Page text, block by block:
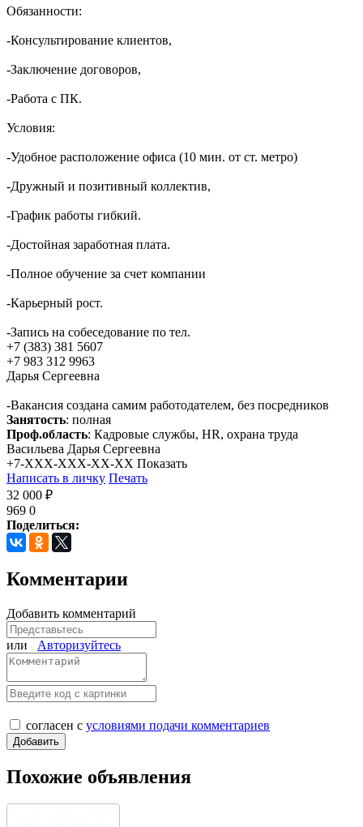
Обязанности:
-Консультирование клиентов,
-Заключение договоров,
-Работа с ПК.
Условия:
-Удобное расположение офиса (10 мин. от ст. метро)
-Дружный и позитивный коллектив,
-График работы гибкий.
-Достойная заработная плата.
-Полное обучение за счет компании
-Карьерный рост.
-Запись на собеседование по тел.
+7 (383) 381 5607
+7 983 312 9963
Дарья Сергеевна
-Вакансия создана самим работодателем, без посредников
Занятость: полная
Проф.область: Кадровые службы, HR, охрана труда
Васильева Дарья Сергеевна
+7-XXX-XXX-XX-XX Показать
Написать в личку Печать
32 000 ₽
969 0
Поделиться:
Комментарии
Добавить комментарий
или Авторизуйтесь
согласен с условиями подачи комментариев
Похожие объявления